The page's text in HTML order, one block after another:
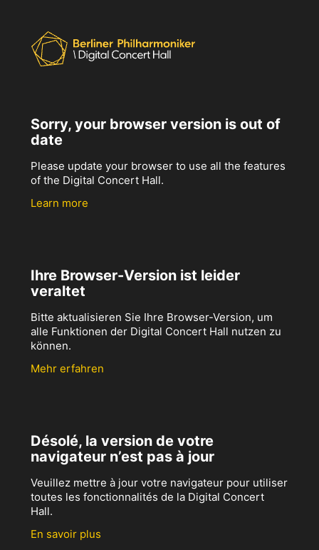
Sorry, your browser version is out of
date
Please update your browser to use all the features
of the Digital Concert Hall.
Learn more
Ihre Browser-Version ist leider
veraltet
Bitte aktualisieren Sie Ihre Browser-Version, um
alle Funktionen der Digital Concert Hall nutzen zu
können.
Mehr erfahren
Désolé, la version de votre
navigateur n’est pas à jour
Veuillez mettre à jour votre navigateur pour utiliser
toutes les fonctionnalités de la Digital Concert
Hall.
En savoir plus